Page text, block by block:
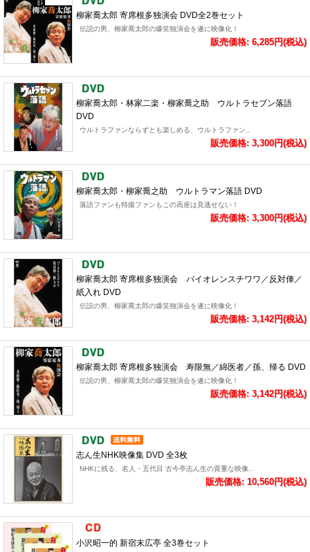
柳家喬太郎 寄席根多独演会 DVD全2巻セット
伝説の男、柳家喬太郎の爆笑独演会を遂に映像化！
販売価格: 6,285円(税込)
柳家喬太郎・林家二楽・柳家喬之助 ウルトラセブン落語
DVD
ウルトラファンならずとも楽しめる、ウルトラファン..
販売価格: 3,300円(税込)
柳家喬太郎・柳家喬之助 ウルトラマン落語 DVD
落語ファンも特撮ファンもこの高座は見逃せない！
販売価格: 3,300円(税込)
柳家喬太郎 寄席根多独演会 バイオレンスチワワ／反対俥／
紙入れ DVD
伝説の男、柳家喬太郎の爆笑独演会を遂に映像化！
販売価格: 3,142円(税込)
柳家喬太郎 寄席根多独演会 寿限無／綿医者／孫、帰る DVD
伝説の男、柳家喬太郎の爆笑独演会を遂に映像化！
販売価格: 3,142円(税込)
志ん生NHK映像集 DVD 全3枚
NHKに残る、名人・五代目 古今亭志ん生の貴重な映像..
販売価格: 10,560円(税込)
小沢昭一的 新宿末広亭 全3巻セット